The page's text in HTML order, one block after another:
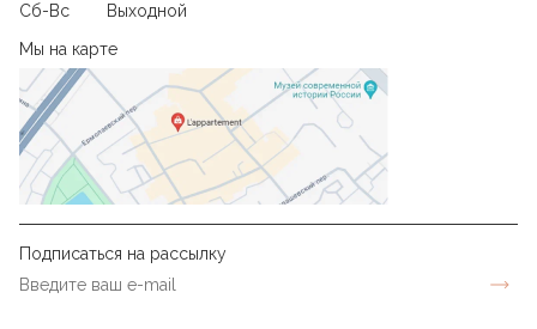
Сб-Вс
Выходной
Мы на карте
Подписаться на рассылку